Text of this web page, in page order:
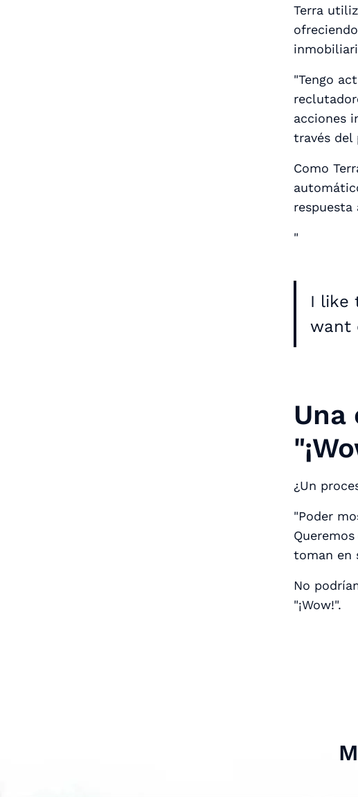
Terra
"Tengo
acciones
través del
Como
respuesta
"
I like
want
¿Un
"Poder
toman en
No
"¡Wow!".